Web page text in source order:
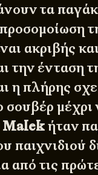
τα
ακριβής
την ένταση
η πλήρης
σουβέρ μέχρι
Malekήταν
παιχνιδιού
από τις